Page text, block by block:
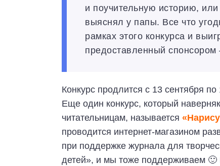
и поучительную историю,
выяснял у папы. Все что
рамках этого конкурса и
предоставленный
Конкурс продлится с 13 сентября по
Еще один конкурс, который
читательницам, называется «
проводится интернет-магазином
при поддержке журнала для
детей», и мы тоже поддерживаем 🙂